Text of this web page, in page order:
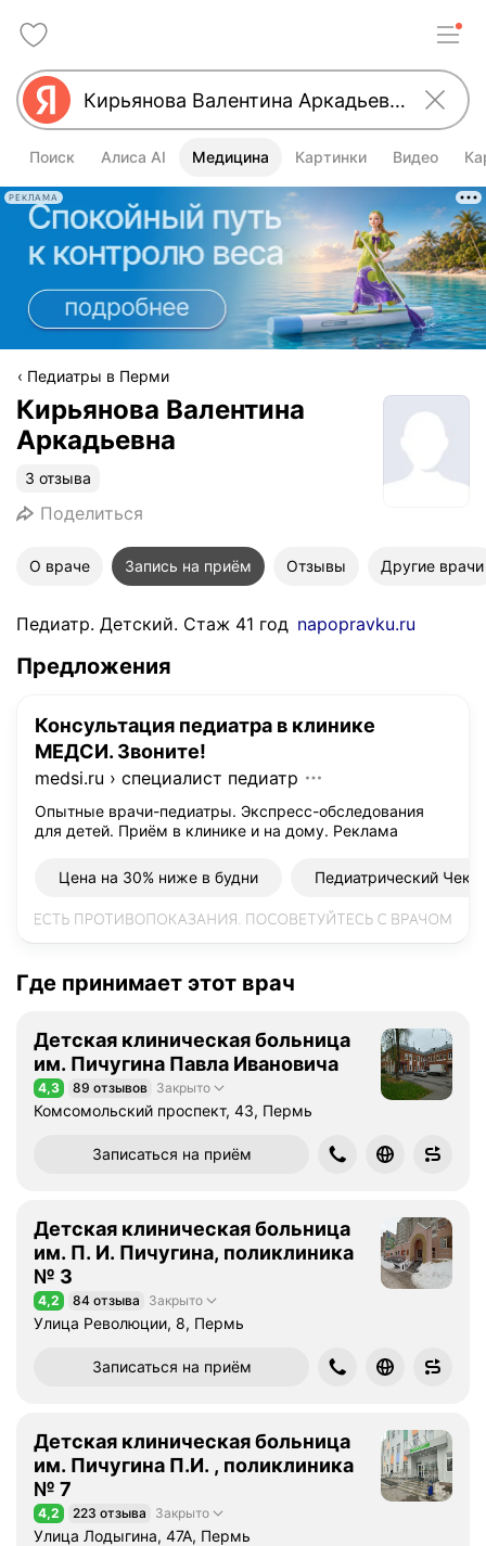
Поиск Алиса AI Медицина Картинки Видео
РЕКЛАМА
Педиатры в Перми
Кирьянова Валентина
Аркадьевна
3 отзыва
Поделиться
О враче Запись на приём Отзывы Другие врачи
Педиатр. Детский. Стаж 41 год napopravku.ru
Предложения
Консультация педиатра в клинике
МЕДСИ. Звоните!
medsi.ru › специалист педиатр
Опытные врачи-педиатры. Экспресс-обследования
для детей. Приём в клинике и на дому. Реклама
Цена на 30% ниже в будни Педиатрический
Где принимает этот врач
Детская клиническая больница
им. Пичугина Павла Ивановича
Рейтинг 4,3 из 5
4,3 89 отзывов Закрыто
Комсомольский проспект, 43, Пермь
Записаться на приём
Детская клиническая больница
им. П. И. Пичугина, поликлиника
№ 3
Рейтинг 4,2 из 5
4,2 84 отзыва Закрыто
Улица Революции, 8, Пермь
Записаться на приём
Детская клиническая больница
им. Пичугина П.И. , поликлиника
№ 7
Рейтинг 4,2 из 5
4,2 223 отзыва Закрыто
Улица Лодыгина, 47А, Пермь